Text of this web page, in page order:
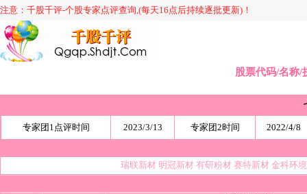
注意：千股千评-个股专家点评查询,(每天16点后持续逐批更新)！
股票代码/名称/
专家团1点评时间 2023/3/13 专家团2时间 2022/4/8
瑞联新材 明冠新材 有研粉材 赛特新材 金科环